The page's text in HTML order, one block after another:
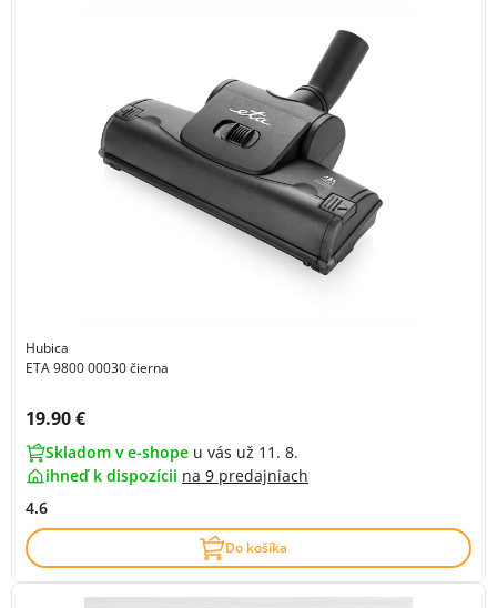
Hubica
ETA 9800 00030 čierna
Cena s DPH:
19.90 €
Skladom v e-shope u vás už 11. 8.
ihneď k dispozícii na 9 predajniach
4.6
Do košíka